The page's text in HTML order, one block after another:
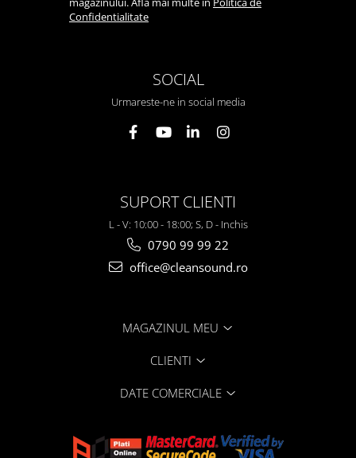
Confidentialitate
SOCIAL
Urmareste-ne in social media
SUPORT CLIENTI
L - V: 10:00 - 18:00; S, D - Inchis
0790 99 99 22
office@cleansound.ro
MAGAZINUL MEU
CLIENTI
DATE COMERCIALE